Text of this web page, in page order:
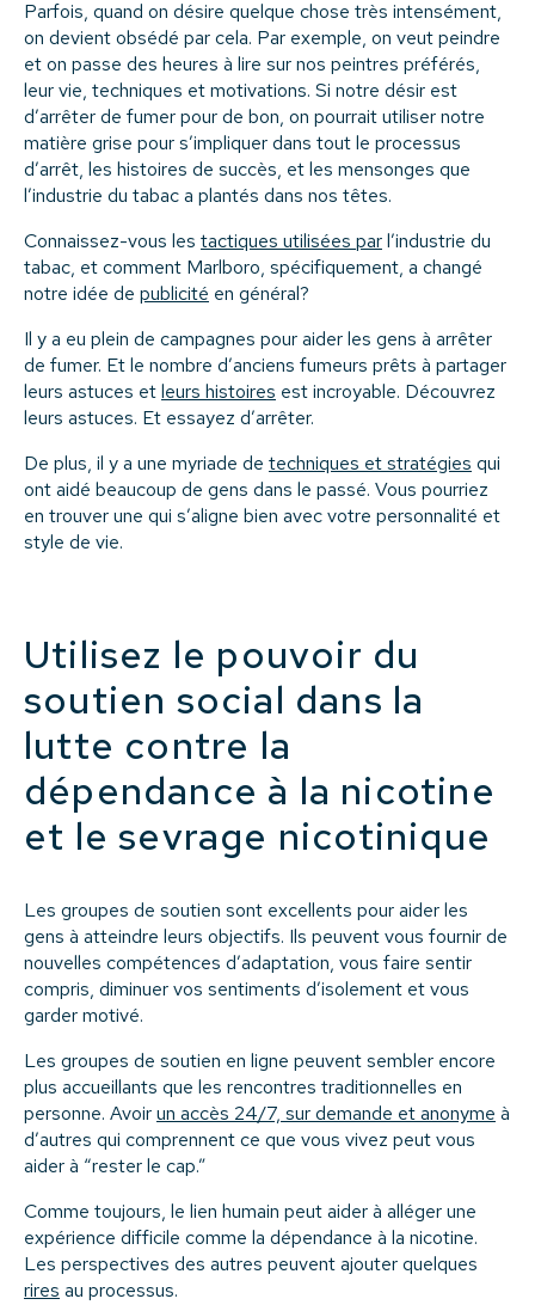
Parfois, quand on désire quelque chose très intensément,
on devient obsédé par cela. Par exemple, on veut peindre
et on passe des heures à lire sur nos peintres préférés,
leur vie, techniques et motivations. Si notre désir est
d’arrêter de fumer pour de bon, on pourrait utiliser notre
matière grise pour s’impliquer dans tout le processus
d’arrêt, les histoires de succès, et les mensonges que
l’industrie du tabac a plantés dans nos têtes.
Connaissez-vous les tactiques utilisées parl’industrie du
tabac, et comment Marlboro, spécifiquement, a changé
notre idée de publicité en général?
Il y a eu plein de campagnes pour aider les gens à arrêter
de fumer. Et le nombre d’anciens fumeurs prêts à partager
leurs astuces etleurs histoires est incroyable. Découvrez
leurs astuces. Et essayez d’arrêter.
De plus, il y a une myriade de techniques et stratégies qui
ont aidé beaucoup de gens dans le passé. Vous pourriez
en trouver une qui s’aligne bien avec votre personnalité et
style de vie.
Utilisez le pouvoir du
soutien social dans la
lutte contre la
dépendance à la nicotine
et le sevrage nicotinique
Les groupes de soutien sont excellents pour aider les
gens à atteindre leurs objectifs. Ils peuvent vous fournir de
nouvelles compétences d’adaptation, vous faire sentir
compris, diminuer vos sentiments d’isolement et vous
garder motivé.
Les groupes de soutien en ligne peuvent sembler encore
plus accueillants que les rencontres traditionnelles en
personne. Avoirun accès 24/7, sur demande et anonyme à
d’autres qui comprennent ce que vous vivez peut vous
aider à “rester le cap.”
Comme toujours, le lien humain peut aider à alléger une
expérience difficile comme la dépendance à la nicotine.
Les perspectives des autres peuvent ajouter quelques
rires au processus.